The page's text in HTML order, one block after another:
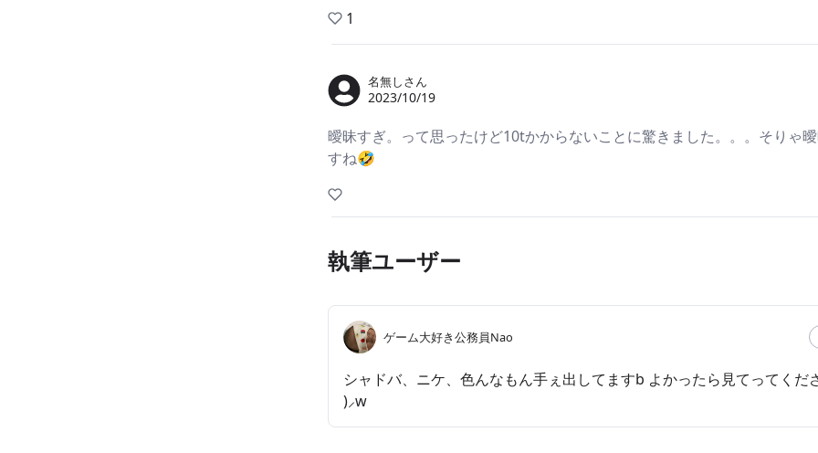
1
名無しさん
2023/10/19
曖昧すぎ。って思ったけど10tかからないことに驚きました。。。そりゃ
すね🤣
執筆ユーザー
ゲーム大好き公務員Nao
シャドバ、ニケ、色んなもん手ぇ出してますb よかったら見てってくだ
)⸝w